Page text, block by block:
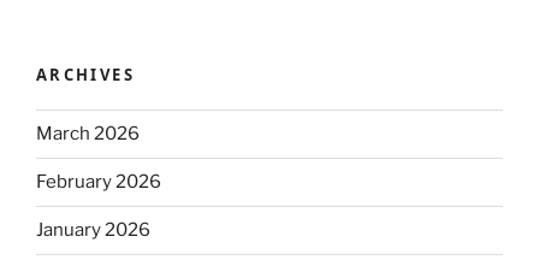
ARCHIVES
March 2026
February 2026
January 2026